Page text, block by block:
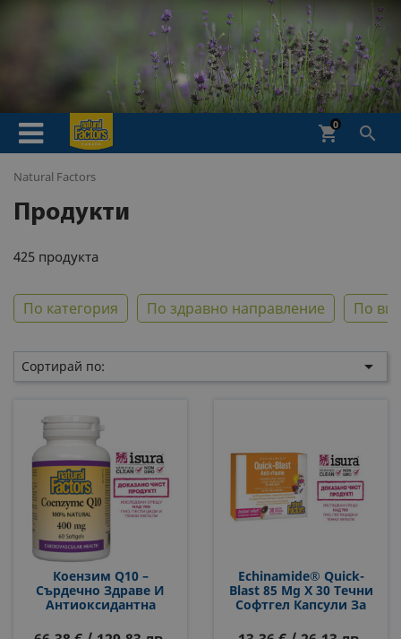

shopping_cart
0
Natural Factors
Продукти
425 продукта
По категория По здравно направление По вид
Сортирай по: 
Коензим Q10 –
Сърдечно Здраве И
Антиоксидантна
Натурален, 400 Mg, 60
Echinamide® Quick-
Blast 85 Mg Х 30 Течни
Софтгел Капсули За
Мед, Ментол И